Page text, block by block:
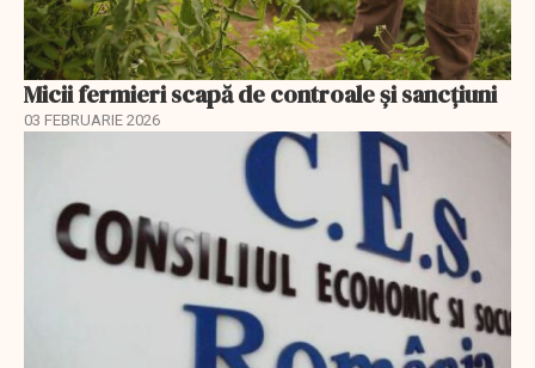
Micii fermieri scapă de controale și sancțiuni
03 FEBRUARIE 2026